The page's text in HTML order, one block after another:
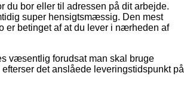
du bor eller til adressen på dit arbejde.
super hensigtsmæssig. Den mest
er betinget af at du lever i nærheden af
væsentlig forudsat man skal bruge
det anslåede leveringstidspunkt på